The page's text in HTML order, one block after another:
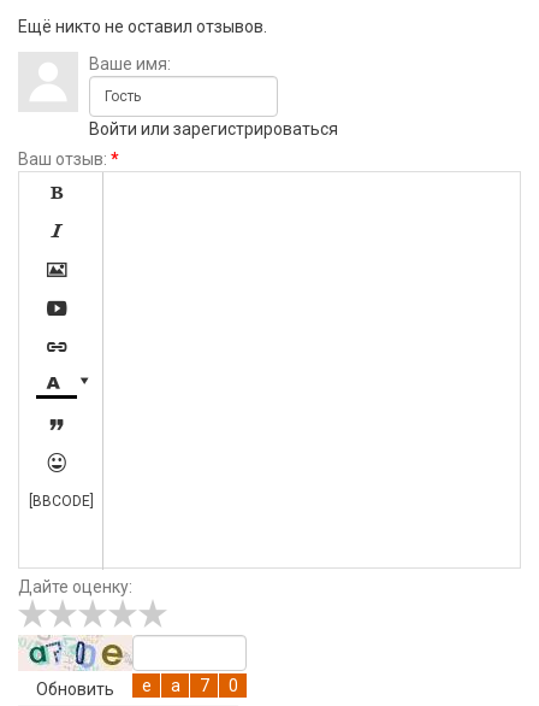
Ещё никто не оставил отзывов.
Ваше имя:
Войти или зарегистрироваться
Ваш отзыв: *









[BBCODE]
Дайте оценку:
Обновить